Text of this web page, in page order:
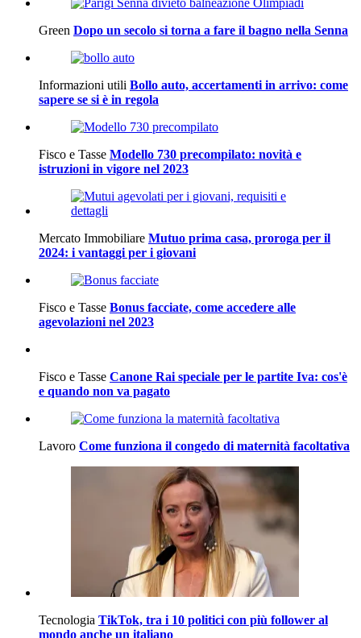
Green Dopo un secolo si torna a fare il bagno nella Senna
Informazioni utili Bollo auto, accertamenti in arrivo: come
sapere se si è in regola
Fisco e Tasse Modello 730 precompilato: novità e
istruzioni in vigore nel 2023
Mercato Immobiliare Mutuo prima casa, proroga per il
2024: i vantaggi per i giovani
Fisco e Tasse Bonus facciate, come accedere alle
agevolazioni nel 2023
Fisco e Tasse Canone Rai speciale per le partite Iva: cos'è
e quando non va pagato
Lavoro Come funziona il congedo di maternità facoltativa
Tecnologia TikTok, tra i 10 politici con più follower al
mondo anche un italiano